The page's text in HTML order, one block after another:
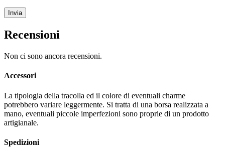
Recensioni
Non ci sono ancora recensioni.
Accessori
La tipologia della tracolla ed il colore di eventuali charme
potrebbero variare leggermente. Si tratta di una borsa realizzata a
mano, eventuali piccole imperfezioni sono proprie di un prodotto
artigianale.
Spedizioni